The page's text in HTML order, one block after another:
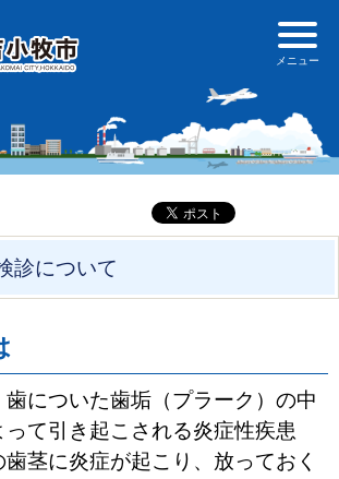
診について
についた歯垢（プラーク）の中
て引き起こされる炎症性疾患
茎に炎症が起こり、放っておく